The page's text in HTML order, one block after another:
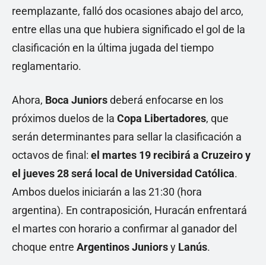
reemplazante, falló dos ocasiones abajo del arco,
entre ellas una que hubiera significado el gol de la
clasificación en la última jugada del tiempo
reglamentario.
Ahora, Boca Juniorsdeberá enfocarse en los
próximos duelos de la Copa Libertadores, que
serán determinantes para sellar la clasificación a
octavos de final: el martes 19 recibirá a Cruzeiro y
el jueves 28 será local de Universidad Católica.
Ambos duelos iniciarán a las 21:30 (hora
argentina). En contraposición, Huracán enfrentará
el martes con horario a confirmar al ganador del
choque entre Argentinos Juniorsy Lanús.